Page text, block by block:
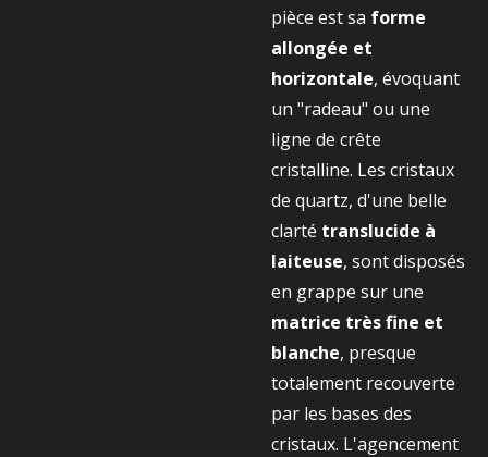
pièce est sa forme
allongée et
horizontale, évoquant
un "radeau" ou une
ligne de crête
cristalline. Les cristaux
de quartz, d'une belle
clarté translucide à
laiteuse, sont disposés
en grappe sur une
matrice très fine et
blanche, presque
totalement recouverte
par les bases des
cristaux. L'agencement